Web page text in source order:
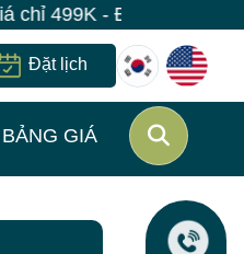
Đăng ký giữ suất
Đặt lịch
BẢNG GIÁ